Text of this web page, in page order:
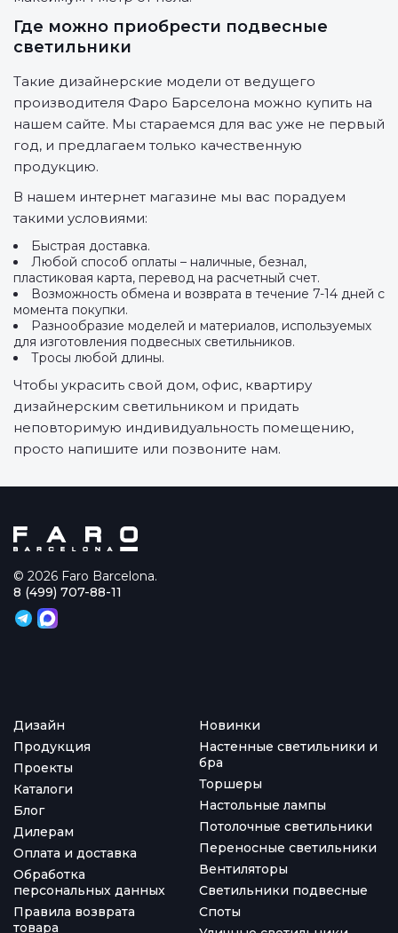
Где можно приобрести подвесные
светильники
Такие дизайнерские модели от ведущего
производителя Фаро Барселона можно купить на
нашем сайте. Мы стараемся для вас уже не первый
год, и предлагаем только качественную
продукцию.
В нашем интернет магазине мы вас порадуем
такими условиями:
Быстрая доставка.
Любой способ оплаты – наличные, безнал,
пластиковая карта, перевод на расчетный счет.
Возможность обмена и возврата в течение 7-14 дней с
момента покупки.
Разнообразие моделей и материалов, используемых
для изготовления подвесных светильников.
Тросы любой длины.
Чтобы украсить свой дом, офис, квартиру
дизайнерским светильником и придать
неповторимую индивидуальность помещению,
просто напишите или позвоните нам.
© 2026 Faro Barcelona.
Дизайн
Продукция
Проекты
Каталоги
Блог
Дилерам
Оплата и доставка
Обработка
персональных данных
Правила возврата
товара
Новинки
Настенные светильники и
бра
Торшеры
Настольные лампы
Потолочные светильники
Переносные светильники
Вентиляторы
Светильники подвесные
Споты
8 (499) 707-88-11